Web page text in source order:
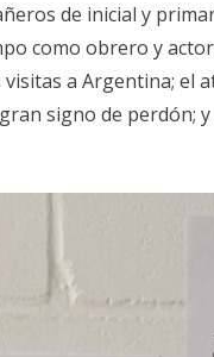
de inicial y
como obrero y
a Argentina; el
signo de perdón;